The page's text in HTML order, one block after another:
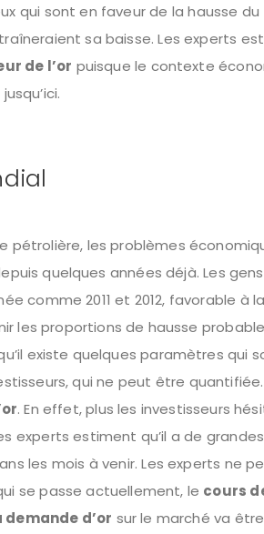
qui sont en faveur de la hausse du
sa baisse. Les experts
de l’or puisque le contexte
pétrolière, les problèmes
quelques années déjà. Les
comme 2011 et 2012, favorable à
les proportions de hausse
existe quelques paramètres qui
qui ne peut être
. En effet, plus les investisseurs
experts estiment qu’il a de
les mois à venir. Les experts ne
se passe actuellement, le cours
d’or sur le marché va